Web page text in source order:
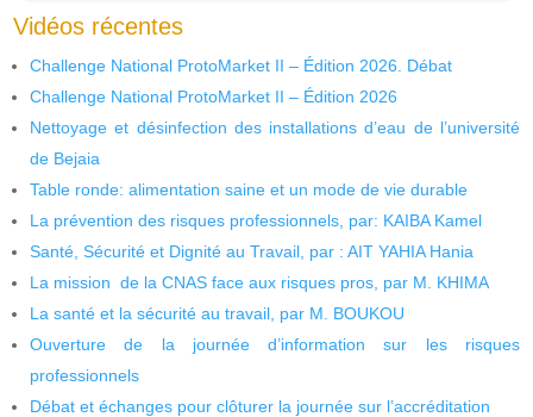
Vidéos récentes
Challenge National ProtoMarket II – Édition 2026. Débat
Challenge National ProtoMarket II – Édition 2026
Nettoyage et désinfection des installations d’eau de l’université
de Bejaia
Table ronde: alimentation saine et un mode de vie durable
La prévention des risques professionnels, par: KAIBA Kamel
Santé, Sécurité et Dignité au Travail, par : AIT YAHIA Hania
La mission de la CNAS face aux risques pros, par M. KHIMA
La santé et la sécurité au travail, par M. BOUKOU
Ouverture de la journée d’information sur les risques
professionnels
Débat et échanges pour clôturer la journée sur l’accréditation